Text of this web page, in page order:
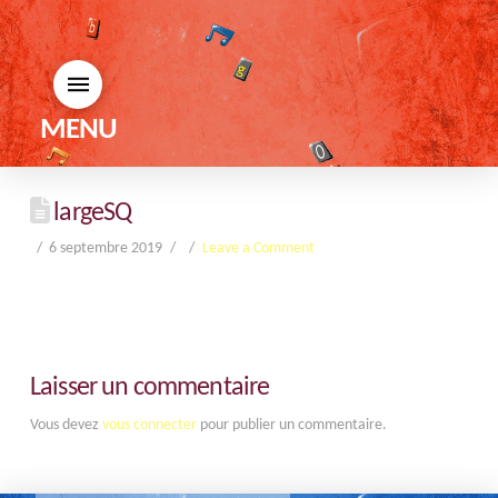
MENU
largeSQ
6 septembre 2019 Leave a Comment
Laisser un commentaire
Vous devez vous connecterpour publier un commentaire.